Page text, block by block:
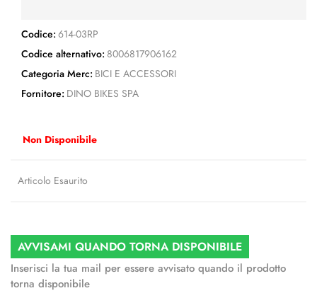
Codice: 614-03RP
Codice alternativo: 8006817906162
Categoria Merc: BICI E ACCESSORI
Fornitore: DINO BIKES SPA
Non Disponibile
Articolo Esaurito
AVVISAMI QUANDO TORNA DISPONIBILE
Inserisci la tua mail per essere avvisato quando il prodotto
torna disponibile